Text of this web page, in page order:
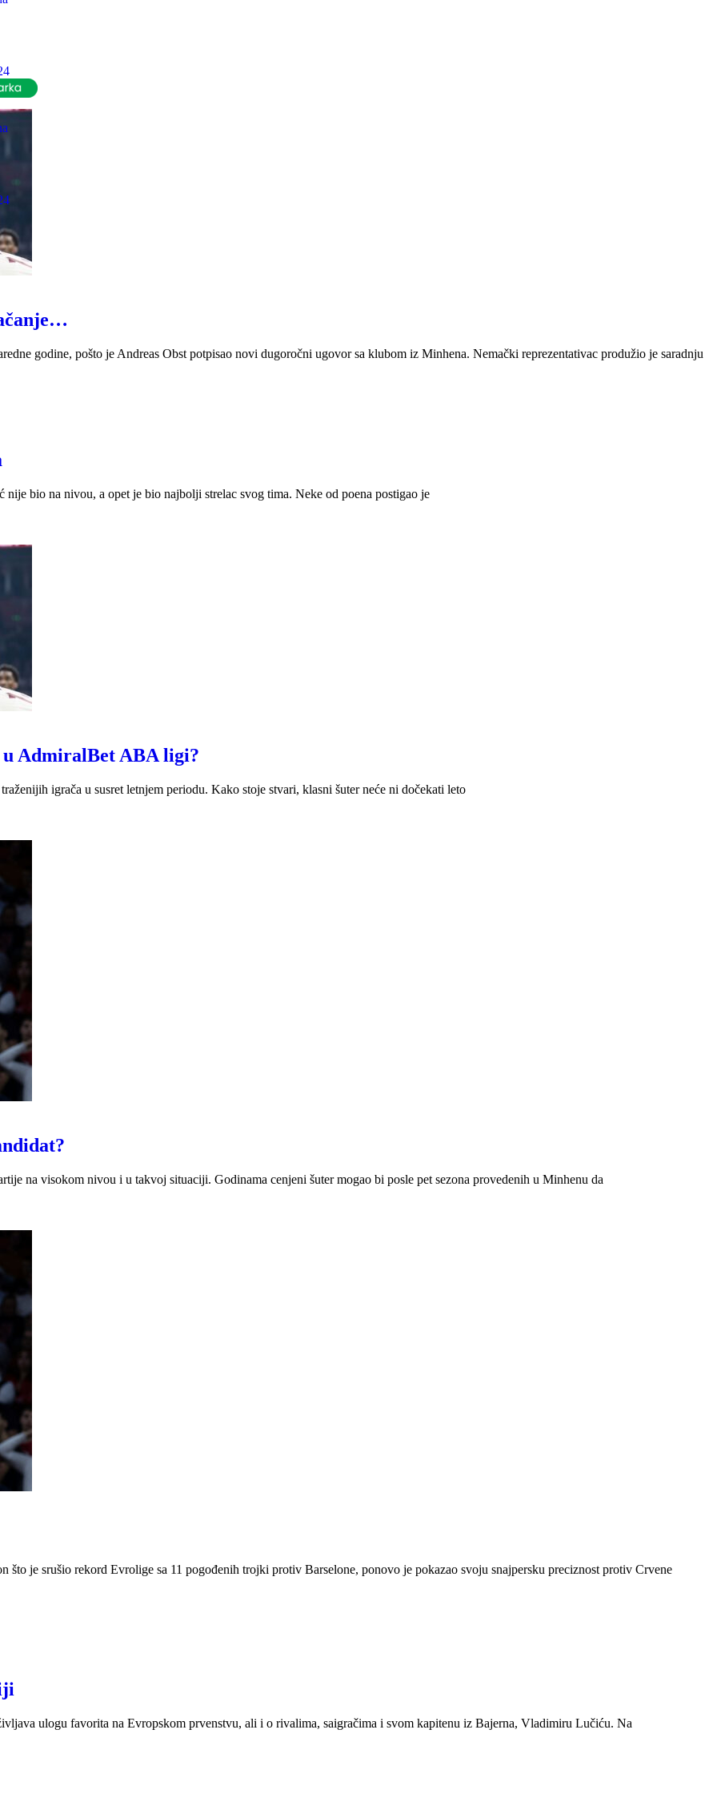
godine, pošto je Andreas Obst potpisao novi dugoročni ugovor sa klubom iz Minhena. Nemački reprezentativac produžio je saradnju
bio na nivou, a opet je bio najbolji strelac svog tima. Neke od poena postigao je
u AdmiralBet ABA ligi?
igrača u susret letnjem periodu. Kako stoje stvari, klasni šuter neće ni dočekati leto
na visokom nivou i u takvoj situaciji. Godinama cenjeni šuter mogao bi posle pet sezona provedenih u Minhenu da
što je srušio rekord Evrolige sa 11 pogođenih trojki protiv Barselone, ponovo je pokazao svoju snajpersku preciznost protiv Crvene
ulogu favorita na Evropskom prvenstvu, ali i o rivalima, saigračima i svom kapitenu iz Bajerna, Vladimiru Lučiću. Na